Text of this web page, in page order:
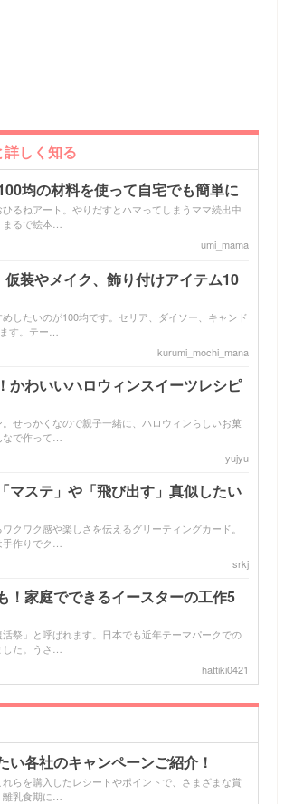
詳しく知る
均の材料を使って自宅でも簡単に
るねアート。やりだすとハマってしまうママ続出中
るで絵本…
umi_mama
装やメイク、飾り付けアイテム10
したいのが100均です。セリア、ダイソー、キャンド
す。テー…
kurumi_mochi_mana
かわいいハロウィンスイーツレシピ
せっかくなので親子一緒に、ハロウィンらしいお菓
で作って…
yujyu
マステ」や「飛び出す」真似したい
クワク感や楽しさを伝えるグリーティングカード。
作りでク…
srkj
！家庭でできるイースターの工作5
祭」と呼ばれます。日本でも近年テーマパークでの
た。うさ…
hattiki0421
各社のキャンペーンご紹介！
らを購入したレシートやポイントで、さまざまな賞
乳食期に…